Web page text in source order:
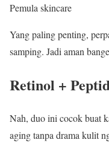
Pemula skincare
Yang paling penting,
samping. Jadi aman
Retinol +
Nah, duo ini cocok buat
aging tanpa drama kulit